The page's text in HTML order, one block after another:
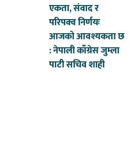
एकता, संवाद र
परिपक्व निर्णयः
आजको आवश्यकता छ
: नेपाली काँग्रेस जुम्ला
पाटी सचिव शाही